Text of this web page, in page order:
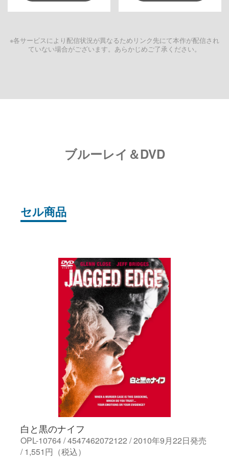
※各サービスにより配信状況が異なるためリンク先にて本作が配信され
ていない場合がございます。あらかじめご了承ください。
ブルーレイ＆DVD
セル商品
白と黒のナイフ
OPL-10764 / 4547462072122 / 2010年9月22日発売
/ 1,551円（税込）